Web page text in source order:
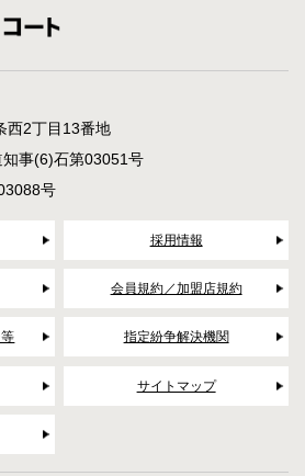
西2丁目13番地
事(6)石第03051号
号
採用情報
会員規約／加盟店規約
指定紛争解決機関
サイトマップ